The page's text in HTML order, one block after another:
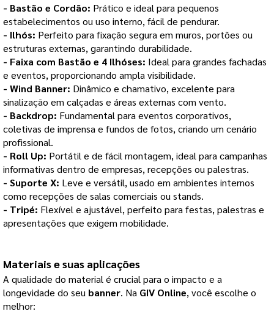
- Bastão e Cordão: Prático e ideal para pequenos
estabelecimentos ou uso interno, fácil de pendurar.
- Ilhós: Perfeito para fixação segura em muros, portões ou
estruturas externas, garantindo durabilidade.
- Faixa com Bastão e 4 Ilhóses: Ideal para grandes fachadas
e eventos, proporcionando ampla visibilidade.
- Wind Banner: Dinâmico e chamativo, excelente para
sinalização em calçadas e áreas externas com vento.
- Backdrop: Fundamental para eventos corporativos,
coletivas de imprensa e fundos de fotos, criando um cenário
profissional.
- Roll Up: Portátil e de fácil montagem, ideal para campanhas
informativas dentro de empresas, recepções ou palestras.
- Suporte X: Leve e versátil, usado em ambientes internos
como recepções de salas comerciais ou stands.
- Tripé: Flexível e ajustável, perfeito para festas, palestras e
apresentações que exigem mobilidade.
Materiais e suas aplicações
A qualidade do material é crucial para o impacto e a
longevidade do seu banner. Na GIV Online, você escolhe o
melhor: